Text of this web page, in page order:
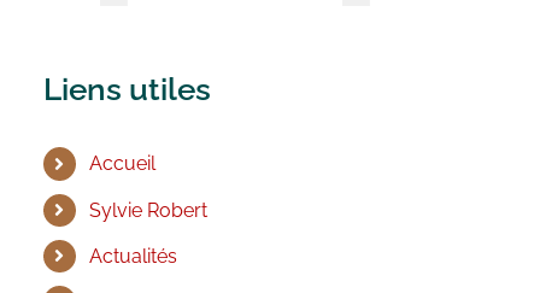
Liens utiles
Accueil
Sylvie Robert
Actualités